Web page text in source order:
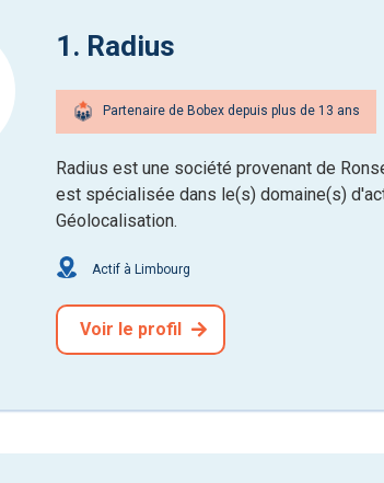
1. Radius
Partenaire de Bobex depuis plus de 13 ans
Radius est une société provenant de
est spécialisée dans le(s) domaine(s)
Géolocalisation.
Actif à Limbourg
Voir le profil